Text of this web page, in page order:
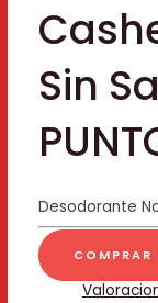
Sin
Desodorante
COMPRAR